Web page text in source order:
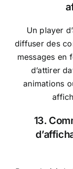
Un player
diffuser des
messages en
d’attirer
animations
13.